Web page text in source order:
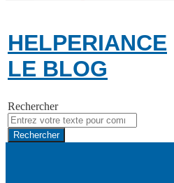
HELPERIANCE
LE BLOG
Rechercher
Rechercher